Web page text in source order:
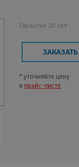
Гарантия 20 лет
ЗАКАЗАТЬ
* уточняйте цену
впрайс-листе